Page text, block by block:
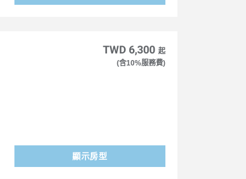
TWD 6,300 起
(含10%服務費)
顯示房型